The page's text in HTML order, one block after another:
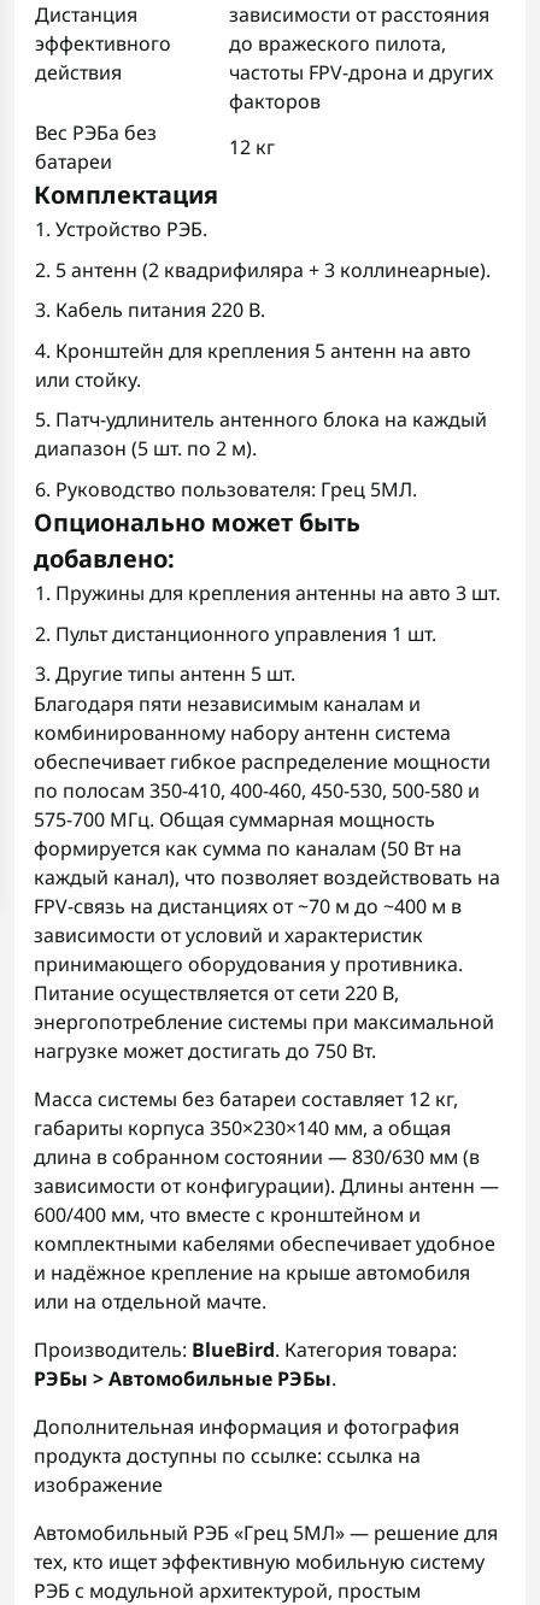
Дистанция
эффективного
действия
зависимости от расстояния
до вражеского пилота,
частоты FPV-дрона и других
факторов
Вес РЭБа без
батареи
12 кг
Комплектация
1. Устройство РЭБ.
2. 5 антенн (2 квадрифиляра + 3 коллинеарные).
3. Кабель питания 220 В.
4. Кронштейн для крепления 5 антенн на авто
или стойку.
5. Патч-удлинитель антенного блока на каждый
диапазон (5 шт. по 2 м).
6. Руководство пользователя: Грец 5МЛ.
Опционально может быть
добавлено:
1. Пружины для крепления антенны на авто 3 шт.
2. Пульт дистанционного управления 1 шт.
3. Другие типы антенн 5 шт.
Благодаря пяти независимым каналам и
комбинированному набору антенн система
обеспечивает гибкое распределение мощности
по полосам 350-410, 400-460, 450-530, 500-580 и
575-700 МГц. Общая суммарная мощность
формируется как сумма по каналам (50 Вт на
каждый канал), что позволяет воздействовать на
FPV-связь на дистанциях от ~70 м до ~400 м в
зависимости от условий и характеристик
принимающего оборудования у противника.
Питание осуществляется от сети 220 В,
энергопотребление системы при максимальной
нагрузке может достигать до 750 Вт.
Масса системы без батареи составляет 12 кг,
габариты корпуса 350×230×140 мм, а общая
длина в собранном состоянии — 830/630 мм (в
зависимости от конфигурации). Длины антенн —
600/400 мм, что вместе с кронштейном и
комплектными кабелями обеспечивает удобное
и надёжное крепление на крыше автомобиля
или на отдельной мачте.
Производитель: BlueBird. Категория товара:
РЭБы > Автомобильные РЭБы.
Дополнительная информация и фотография
продукта доступны по ссылке: ссылка на
изображение
Автомобильный РЭБ «Грец 5МЛ» — решение для
тех, кто ищет эффективную мобильную систему
РЭБ с модульной архитектурой, простым